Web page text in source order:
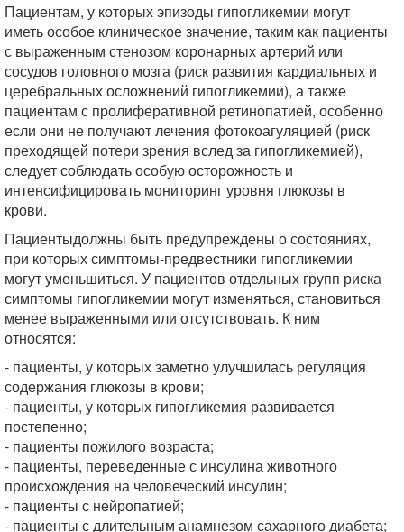
Пациентам, у которых эпизоды гипогликемии могут
иметь особое клиническое значение, таким как пациенты
с выраженным стенозом коронарных артерий или
сосудов головного мозга (риск развития кардиальных и
церебральных осложнений гипогликемии), а также
пациентам с пролиферативной ретинопатией, особенно
если они не получают лечения фотокоагуляцией (риск
преходящей потери зрения вслед за гипогликемией),
следует соблюдать особую осторожность и
интенсифицировать мониторинг уровня глюкозы в
крови.
Пациентыдолжны быть предупреждены о состояниях,
при которых симптомы-предвестники гипогликемии
могут уменьшиться. У пациентов отдельных групп риска
симптомы гипогликемии могут изменяться, становиться
менее выраженными или отсутствовать. К ним
относятся:
- пациенты, у которых заметно улучшилась регуляция
содержания глюкозы в крови;
- пациенты, у которых гипогликемия развивается
постепенно;
- пациенты пожилого возраста;
- пациенты, переведенные с инсулина животного
происхождения на человеческий инсулин;
- пациенты с нейропатией;
- пациенты с длительным анамнезом сахарного диабета;